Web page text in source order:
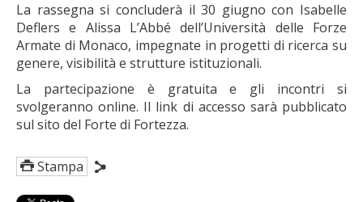
La rassegna si concluderà il 30 giugno con Isabelle
Deflers e Alissa L’Abbé dell’Università delle Forze
Armate di Monaco, impegnate in progetti di ricerca su
genere, visibilità e strutture istituzionali.
La partecipazione è gratuita e gli incontri si
svolgeranno online. Il link di accesso sarà pubblicato
sul sito del Forte di Fortezza.
Stampa